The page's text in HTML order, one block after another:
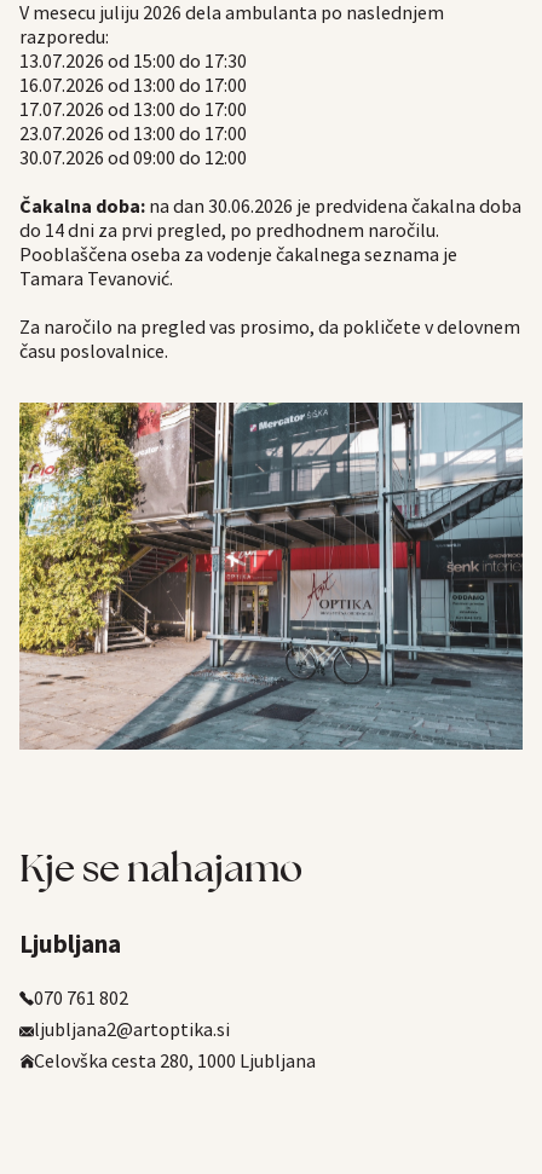
V mesecu juliju 2026 dela ambulanta po naslednjem
razporedu:
13.07.2026 od 15:00 do 17:30
16.07.2026 od 13:00 do 17:00
17.07.2026 od 13:00 do 17:00
23.07.2026 od 13:00 do 17:00
30.07.2026 od 09:00 do 12:00
Čakalna doba: na dan 30.06.2026 je predvidena čakalna doba
do 14 dni za prvi pregled, po predhodnem naročilu.
Pooblaščena oseba za vodenje čakalnega seznama je
Tamara Tevanović.
Za naročilo na pregled vas prosimo, da pokličete v delovnem
času poslovalnice.
Kje se nahajamo
Ljubljana
070 761 802
ljubljana2@artoptika.si
Celovška cesta 280, 1000 Ljubljana